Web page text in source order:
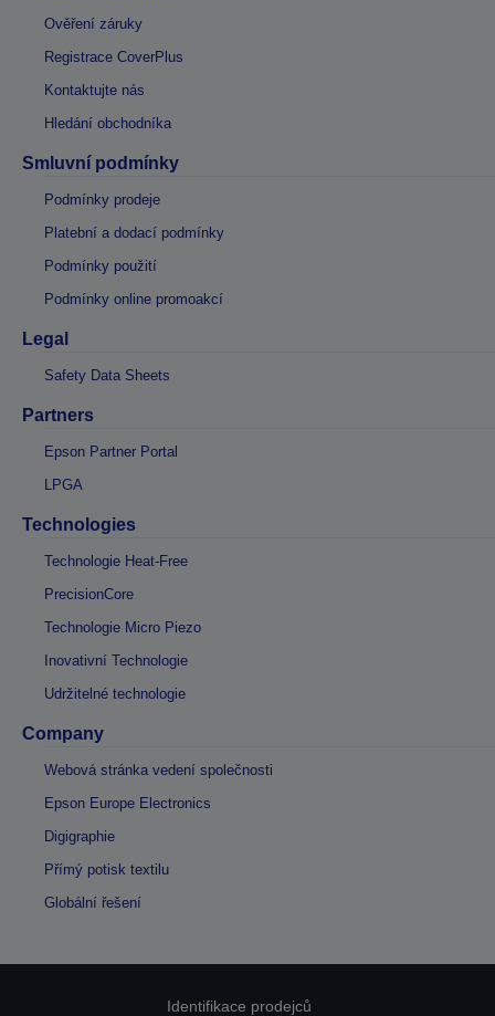
Ověření záruky
Registrace CoverPlus
Kontaktujte nás
Hledání obchodníka
Smluvní podmínky
Podmínky prodeje
Platební a dodací podmínky
Podmínky použití
Podmínky online promoakcí
Legal
Safety Data Sheets
Partners
Epson Partner Portal
LPGA
Technologies
Technologie Heat-Free
PrecisionCore
Technologie Micro Piezo
Inovativní Technologie
Udržitelné technologie
Company
Webová stránka vedení společnosti
Epson Europe Electronics
Digigraphie
Přímý potisk textilu
Globální řešení
Identifikace prodejců